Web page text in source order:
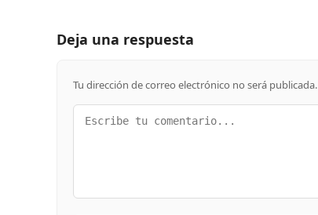
Deja una respuesta
Tu dirección de correo electrónico no será publicada.